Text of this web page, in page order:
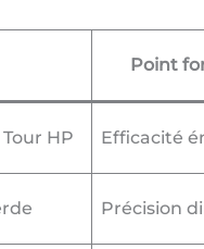
Point
HP Efficacité
Précision